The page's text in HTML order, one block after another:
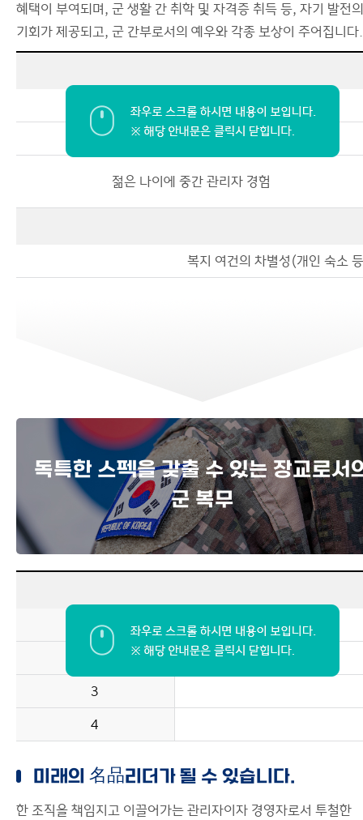
혜택이 부여되며, 군 생활 간 취학 및 자격증 취득 등, 자기 발전의
기회가 제공되고, 군 간부로서의 예우와 각종 보상이 주어집니다.
장교라는 명예와 자부심
대면 보고, 브리핑 능력 향상
젊은 나이에 중간 관리자 경험
복지 여건의 차별성(개인 숙소
독특한 스펙을 갖출 수 있는 장교로서
군 복무
1
2
3
4
미래의 名品리더가 될 수 있습니다.
한 조직을 책임지고 이끌어가는 관리자이자 경영자로서 투철한